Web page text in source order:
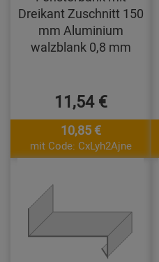
Dreikant Zuschnitt 150
mm Aluminium
walzblank 0,8 mm
11,54 €
10,85 €
mit Code: CxLyh2Ajne